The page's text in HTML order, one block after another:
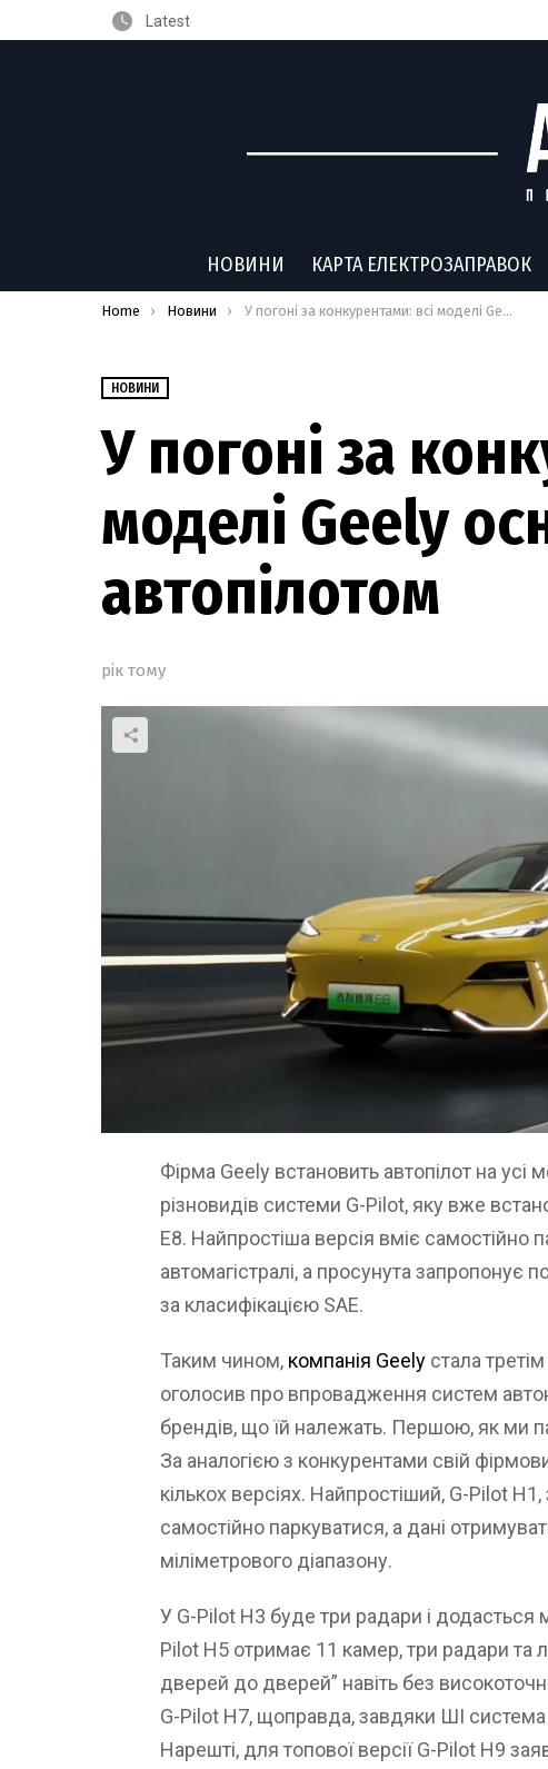
Latest
НОВИНИ КАРТА ЕЛЕКТРОЗАПРАВОК
You are here:
Home Новини У погоні за конкурентами: всі моделі Geely оснастять автопілотом
НОВИНИ
У погоні за
моделі Geely
автопілотом
рік тому
Фірма Geely встановить автопілот на усі
різновидів системи G-Pilot, яку вже
E8. Найпростіша версія вміє самостійно
автомагістралі, а просунута запропонує
за класифікацією SAE.
Таким чином, компанія Geely стала
оголосив про впровадження систем
брендів, що їй належать. Першою, як ми
За аналогією з конкурентами свій
кількох версіях. Найпростіший, G-Pilot
самостійно паркуватися, а дані
міліметрового діапазону.
У G-Pilot H3 буде три радари і додасться
Pilot H5 отримає 11 камер, три радари та
дверей до дверей” навіть без
G-Pilot H7, щоправда, завдяки ШІ
Нарешті, для топової версії G-Pilot H9